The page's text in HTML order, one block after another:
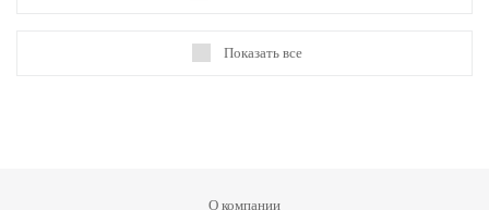
Показать все
О компании